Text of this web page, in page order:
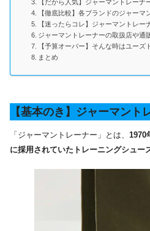
【だから人気】ジャーマントレーナ
【徹底比較】各ブランドのジャーマ
【迷ったらコレ】ジャーマントレ
ジャーマントレーナーの取扱店や通
【予算オーバー】そんな時はユーズ
まとめ
【基本のき】ジャーマント
「ジャーマントレーナー」とは、 1970
に採用されていたトレーニングシュー